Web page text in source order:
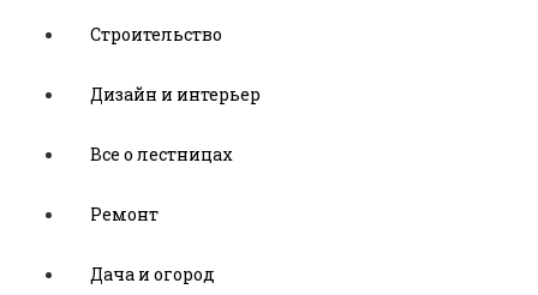
Строительство
Дизайн и интерьер
Все о лестницах
Ремонт
Дача и огород